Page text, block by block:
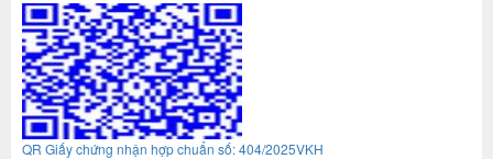
QR Giấy chứng nhận hợp chuẩn số: 404/2025VKH